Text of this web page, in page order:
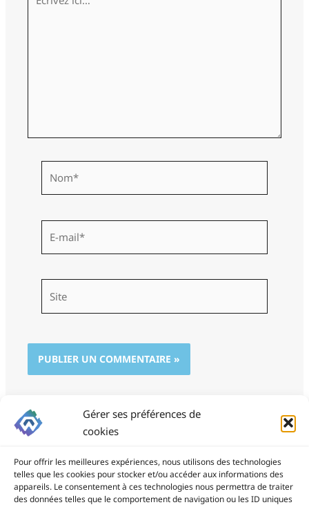
Gérer ses préférences de
cookies
Pour offrir les meilleures expériences, nous utilisons des technologies
telles que les cookies pour stocker et/ou accéder aux informations des
appareils. Le consentement à ces technologies nous permettra de traiter
des données telles que le comportement de navigation ou les ID uniques
ici…
mail*